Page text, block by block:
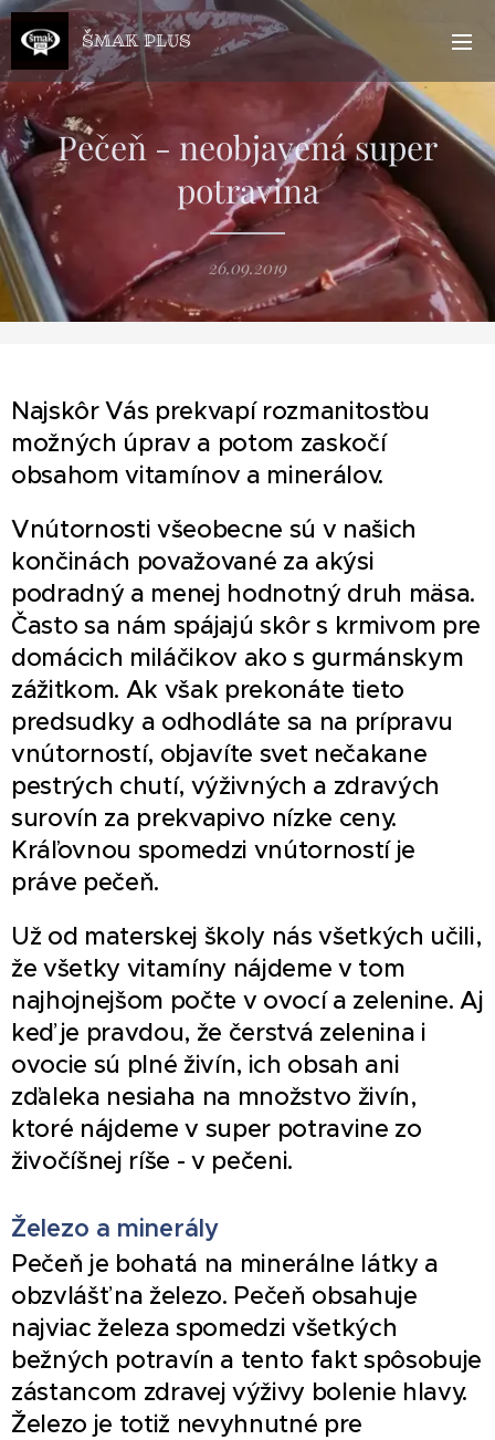
ŠMAK PLUS
Pečeň - neobjavená super
potravina
26.09.2019
Najskôr Vás prekvapí rozmanitosťou
možných úprav a potom zaskočí
obsahom vitamínov a minerálov.
Vnútornosti všeobecne sú v našich
končinách považované za akýsi
podradný a menej hodnotný druh mäsa.
Často sa nám spájajú skôr s krmivom pre
domácich miláčikov ako s gurmánskym
zážitkom. Ak však prekonáte tieto
predsudky a odhodláte sa na prípravu
vnútorností, objavíte svet nečakane
pestrých chutí, výživných a zdravých
surovín za prekvapivo nízke ceny.
Kráľovnou spomedzi vnútorností je
práve pečeň.
Už od materskej školy nás všetkých učili,
že všetky vitamíny nájdeme v tom
najhojnejšom počte v ovocí a zelenine. Aj
keď je pravdou, že čerstvá zelenina i
ovocie sú plné živín, ich obsah ani
zďaleka nesiaha na množstvo živín,
ktoré nájdeme v super potravine zo
živočíšnej ríše - v pečeni.
Železo a minerály
Pečeň je bohatá na minerálne látky a
obzvlášť na železo. Pečeň obsahuje
najviac železa spomedzi všetkých
bežných potravín a tento fakt spôsobuje
zástancom zdravej výživy bolenie hlavy.
Železo je totiž nevyhnutné pre